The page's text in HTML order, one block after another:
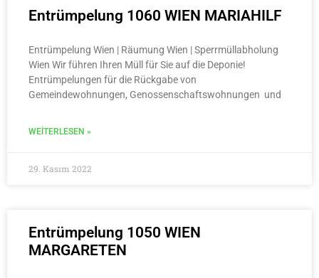
Entrümpelung 1060 WIEN MARIAHILF
Entrümpelung Wien | Räumung Wien | Sperrmüllabholung
Wien Wir führen Ihren Müll für Sie auf die Deponie!
Entrümpelungen für die Rückgabe von
Gemeindewohnungen, Genossenschaftswohnungen und
WEITERLESEN »
29. Kasım 2022
Entrümpelung 1050 WIEN
MARGARETEN